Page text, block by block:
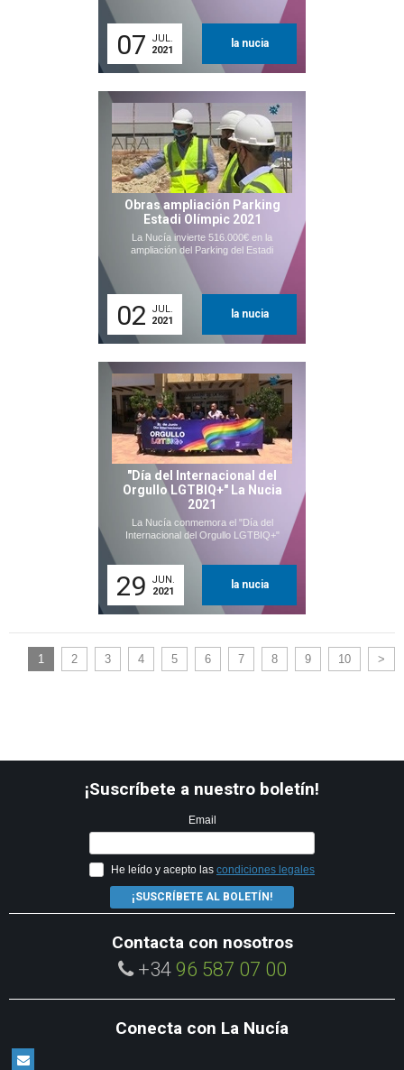
07
JUL.
2021
la nucia
Obras ampliación Parking
Estadi Olímpic 2021
La Nucía invierte 516.000€ en la
ampliación del Parking del Estadi
02
JUL.
2021
la nucia
"Día del Internacional del
Orgullo LGTBIQ+" La Nucia
2021
La Nucía conmemora el "Día del
Internacional del Orgullo LGTBIQ+"
29
JUN.
2021
la nucia
1 2 3 4 5 6 7 8 9 10 >
¡Suscríbete a nuestro boletín!
Email
He leído y acepto las condiciones legales
¡SUSCRÍBETE AL BOLETÍN!
Contacta con nosotros
+34 96 587 07 00
Conecta con La Nucía